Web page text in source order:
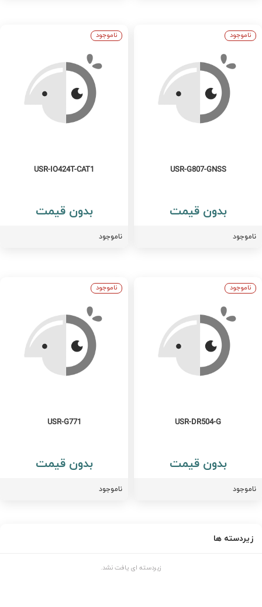
USR-G807-GNSS
بدون قیمت
ناموجود
USR-IO424T-CAT1
بدون قیمت
ناموجود
ناموجود
USR-DR504-G
بدون قیمت
ناموجود
USR-G771
بدون قیمت
ناموجود
ناموجود
زیردسته ها
زیردسته ای یافت نشد.